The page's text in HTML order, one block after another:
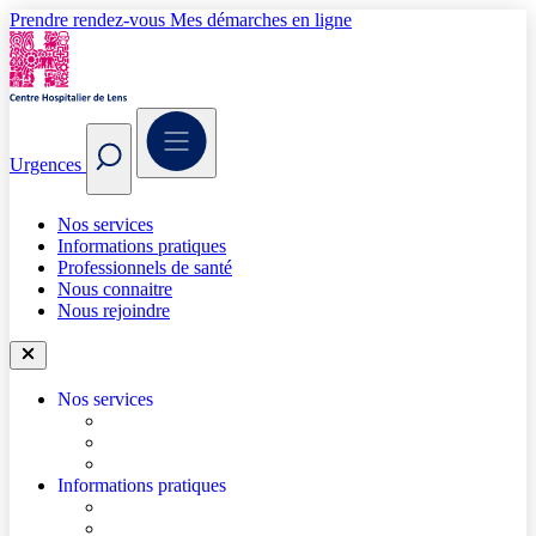
Prendre rendez-vous Mes démarches en ligne
Urgences
Nos services
Informations pratiques
Professionnels de santé
Nous connaitre
Nous rejoindre
Nos services
Informations pratiques